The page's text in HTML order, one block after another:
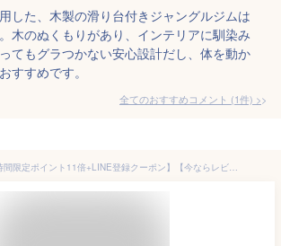
した、木製の滑り台付きジャングルジムは
木のぬくもりがあり、インテリアに馴染み
てもグラつかない安心設計だし、体を動か
すすめです。
全てのおすすめコメント (1件) >
【5/20(月)24時間限定ポイント11倍+LINE登録クーポン】【今ならレビュー特典つき！】バランスボード子供 サーフィン トレーニング 体幹 軽量 大人 室内遊び おすすめ こども バランス ボード 小学生 遊具 フィットネス ヨガ プレゼント ギフト